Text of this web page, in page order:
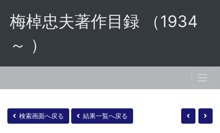
梅棹忠夫著作目録 （1934
～ ）
検索画面へ戻る 結果一覧へ戻る